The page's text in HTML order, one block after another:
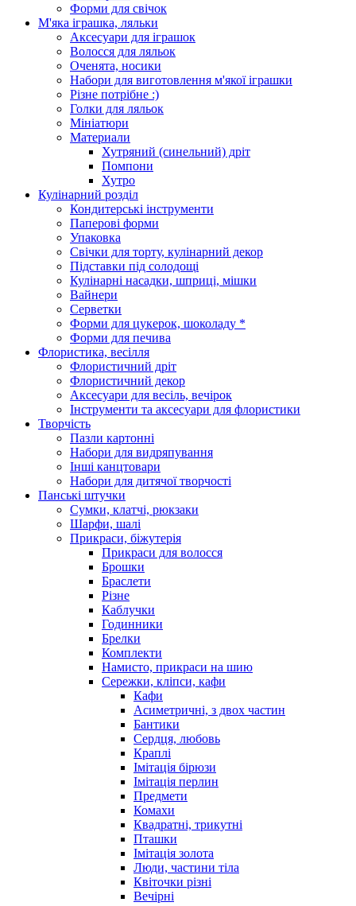
Форми для свічок
М'яка іграшка, ляльки
Аксесуари для іграшок
Волосся для ляльок
Оченята, носики
Набори для виготовлення м'якої іграшки
Різне потрібне :)
Голки для ляльок
Мініатюри
Материали
Хутряний (синельний) дріт
Помпони
Хутро
Кулінарний розділ
Кондитерські інструменти
Паперові форми
Упаковка
Свічки для торту, кулінарний декор
Підставки під солодощі
Кулінарні насадки, шприці, мішки
Вайнери
Серветки
Форми для цукерок, шоколаду *
Форми для печива
Флористика, весілля
Флористичний дріт
Флористичний декор
Аксесуари для весіль, вечірок
Інструменти та аксесуари для флористики
Творчість
Пазли картонні
Набори для видряпування
Інші канцтовари
Набори для дитячої творчості
Панські штучки
Сумки, клатчі, рюкзаки
Шарфи, шалі
Прикраси, біжутерія
Прикраси для волосся
Брошки
Браслети
Різне
Каблучки
Годинники
Брелки
Комплекти
Намисто, прикраси на шию
Сережки, кліпси, кафи
Кафи
Асиметричні, з двох частин
Бантики
Сердця, любовь
Краплі
Імітація бірюзи
Імітація перлин
Предмети
Комахи
Квадратні, трикутні
Пташки
Імітація золота
Люди, частини тіла
Квіточки різні
Вечірні